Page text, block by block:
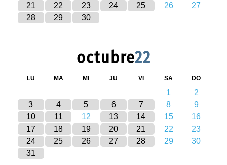
21
22 23 24 25 26
27
28
29 30
octubre22
LU MA MI JU VI SA DO
1
2
3
4 5 6 7 8
9
10
11 12 13 14 15
16
17
18 19 20 21 22
23
24
25 26 27 28 29
30
31